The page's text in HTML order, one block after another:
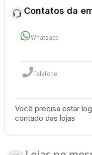
Contatos da
Whatsapp
Telefone
Você precisa estar
contado das lojas